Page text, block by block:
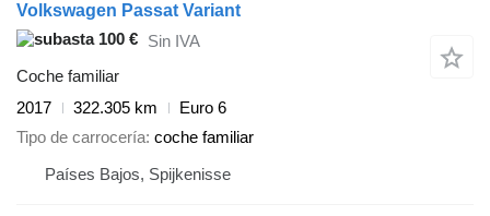
Volkswagen Passat Variant
100 € Sin IVA
Coche familiar
2017
322.305 km
Euro 6
Tipo de carrocería coche familiar
Países Bajos, Spijkenisse